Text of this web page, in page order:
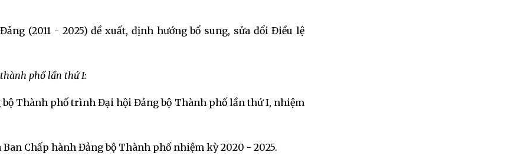
(2011 - 2025) đề xuất, định hướng bổ sung, sửa đổi Điều lệ
phố lần thứ I:
bộ Thành phố trình Đại hội Đảng bộ Thành phố lần thứ I, nhiệm
Chấp hành Đảng bộ Thành phố nhiệm kỳ 2020 - 2025.